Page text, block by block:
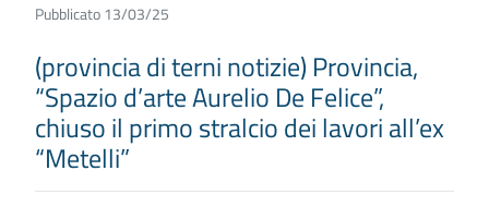
Pubblicato 13/03/25
(provincia di terni notizie) Provincia,
“Spazio d’arte Aurelio De Felice”,
chiuso il primo stralcio dei lavori all’ex
“Metelli”